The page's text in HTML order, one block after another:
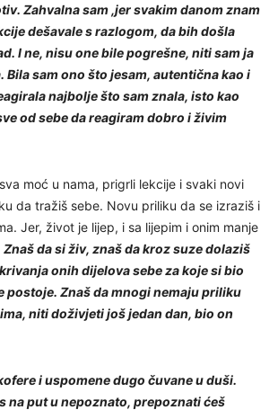
Zahvalna sam ,jer svakim danom znam
dešavale s razlogom, da bih došla
I ne, nisu one bile pogrešne, niti sam ja
Bila sam ono što jesam, autentična kao i
najbolje što sam znala, isto kao
od sebe da reagiram dobro i živim
moć u nama, prigrli lekcije i svaki novi
da tražiš sebe. Novu priliku da se izraziš i
Jer, život je lijep, i sa lijepim i onim manje
Znaš da si živ, znaš da kroz suze dolaziš
onih dijelova sebe za koje si bio
postoje. Znaš da mnogi nemaju priliku
niti doživjeti još jedan dan, bio on
i uspomene dugo čuvane u duši.
na put u nepoznato, prepoznati ćeš